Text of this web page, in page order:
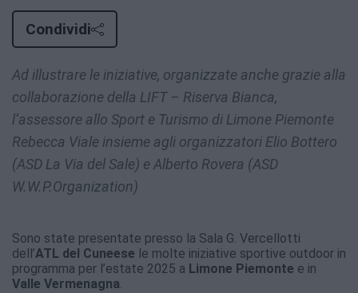
Condividi
Ad illustrare le iniziative, organizzate anche grazie alla
collaborazione della LIFT – Riserva Bianca,
l’assessore allo Sport e Turismo di Limone Piemonte
Rebecca Viale insieme agli organizzatori Elio Bottero
(ASD La Via del Sale) e Alberto Rovera (ASD
W.W.P.Organization)
Sono state presentate presso la Sala G. Vercellotti
dell’ATL del Cuneese le molte iniziative sportive outdoor in
programma per l’estate 2025 a Limone Piemonte e in
Valle Vermenagna.